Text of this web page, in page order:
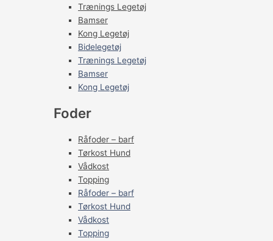
Trænings Legetøj
Bamser
Kong Legetøj
Bidelegetøj
Trænings Legetøj
Bamser
Kong Legetøj
Foder
Råfoder – barf
Tørkost Hund
Vådkost
Topping
Råfoder – barf
Tørkost Hund
Vådkost
Topping